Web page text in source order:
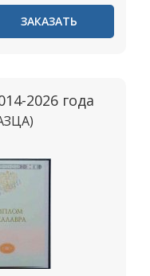
ЗАКАЗАТЬ
2026 года